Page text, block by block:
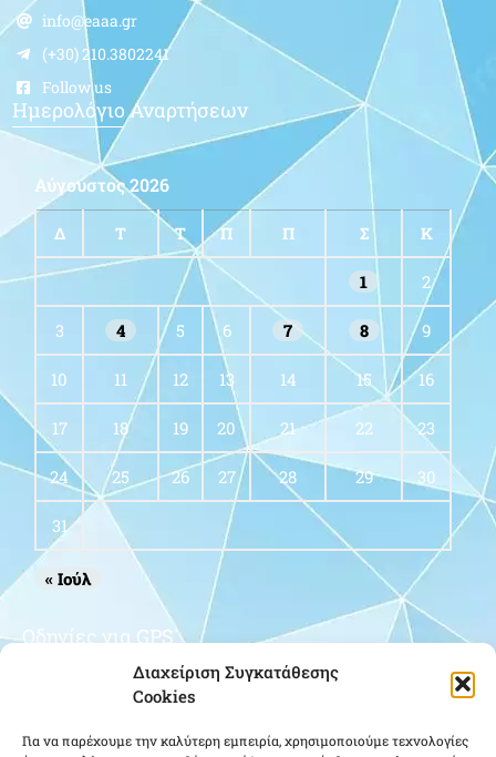
Διαχείριση Συγκατάθεσης
Cookies
Για να παρέχουμε την καλύτερη εμπειρία, χρησιμοποιούμε τεχνολογίες
info@eaaa.gr
(+30) 210.3802241
Follow us
Ημερολόγιο Αναρτήσεων
Αύγουστος 2026
Δ Τ Τ Π Π Σ Κ
1 2
3 4 5 6 7 8 9
10 11 12 13 14 15 16
17 18 19 20 21 22 23
24 25 26 27 28 29 30
31
« Ιούλ
Οδηγίες για GPS